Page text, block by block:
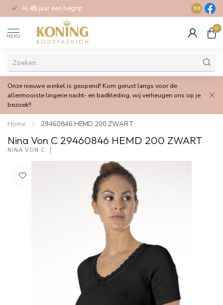
Al 45 jaar een begrip Gratis
9.0
MENU
0
Onze nieuwe winkel is geopend! Kom gerust langs voor de
allermooiste lingerie nacht- en badkleding, wij verheugen ons op je
bezoek!!
Home / 29460846 HEMD 200 ZWART
Nina Von C 29460846 HEMD 200 ZWART
NINA VON C